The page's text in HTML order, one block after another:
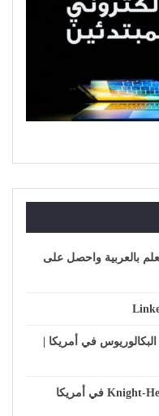
بالعربية واحصل على
2027 لدراسة البكالوريوس في أمريكا |
منحة جامعة ستانفورد Knight-Hennessy 2027 في أمريكا